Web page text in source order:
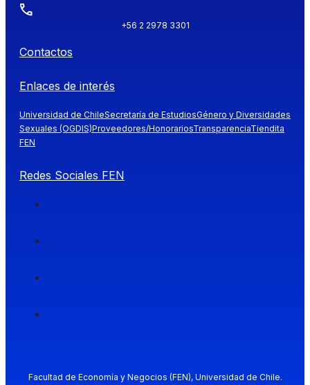
+56 2 2978 3301
Contactos
Enlaces de interés
Universidad de ChileSecretaría de EstudiosGénero y Diversidades
Sexuales (OGDIS)Proveedores/HonorariosTransparenciaTiendita
FEN
Redes Sociales FEN
Facultad de Economía y Negocios (FEN), Universidad de Chile.